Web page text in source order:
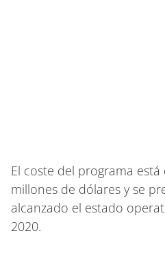
El coste del programa
millones de dólares​ y se
alcanzado el estado
2020.